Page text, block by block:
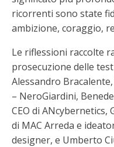
ricorrenti sono state
ambizione, coraggio,
Le riflessioni raccolte
prosecuzione delle
Alessandro
– NeroGiardini,
CEO di
di MAC Arreda e
designer, e Umberto